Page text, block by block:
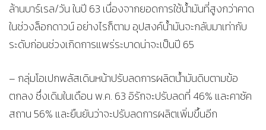
ล้านบาร์เรล/วัน ในปี 63 เนื่องจากยอดการใช้น้ำมันที่สูงกว่าคาด
ในช่วงล็อกดาวน์ อย่างไรก็ตาม อุปสงค์น้ำมันจะกลับมาเท่ากับ
ระดับก่อนช่วงเกิดการแพร่ระบาดน่าจะเป็นปี 65
– กลุ่มโอเปกพลัสเดินหน้าปรับลดการผลิตน้ำมันดิบตามข้อ
ตกลง ซึ่งเดิมในเดือน พ.ค. 63 อิรักจะปรับลดที่ 46% และคาซัค
สถาน 56% และยืนยันว่าจะปรับลดการผลิตเพิ่มขึ้นอีก